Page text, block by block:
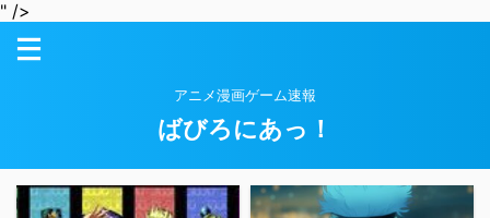
" />
アニメ漫画ゲーム速報
ばびろにあっ！